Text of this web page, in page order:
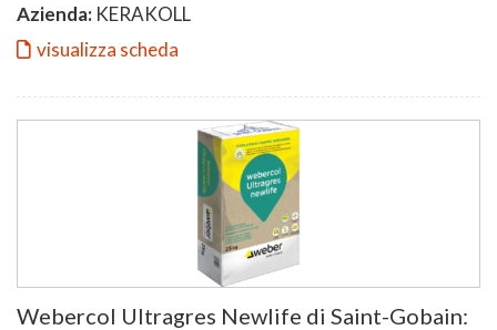
Azienda: KERAKOLL
visualizza scheda
Webercol Ultragres Newlife di Saint-Gobain: